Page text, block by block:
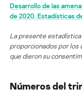
Desarrollo de las
de 2020. Estadísticas
La presente
proporcionados por los
que dieron su
Números del